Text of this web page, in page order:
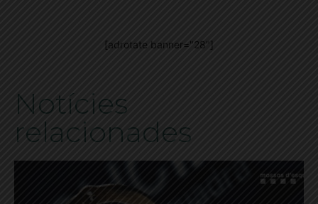
[adrotate banner="28"]
Notícies
relacionades